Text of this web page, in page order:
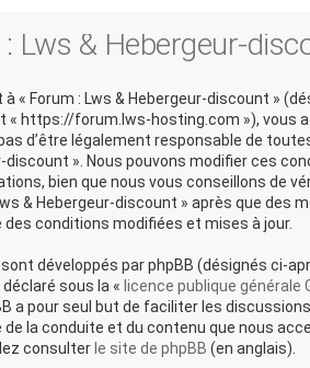
Lws & Hebergeur-
à « Forum : Lws & Hebergeur-discount »
« https://forum.lws-hosting.com »), vous
d’être légalement responsable de
discount ». Nous pouvons modifier ces
bien que nous vous conseillons de
& Hebergeur-discount » après que
des conditions modifiées et mises à jour.
développés par phpBB (désignés ci-
sous la « licence publique générale
a pour seul but de faciliter les
de la conduite et du contenu que nous
consulter le site de phpBB (en anglais).